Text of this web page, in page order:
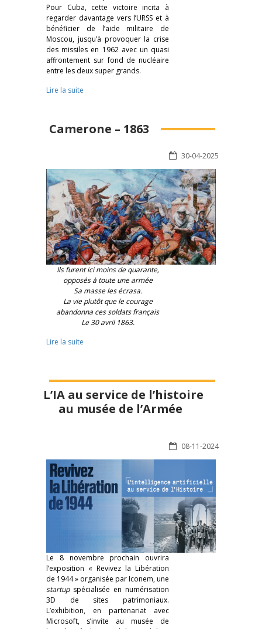
Pour Cuba, cette victoire incita à
regarder davantage vers l’URSS et à
bénéficier de l’aide militaire de
Moscou, jusqu’à provoquer la crise
des missiles en 1962 avec un quasi
affrontement sur fond de nucléaire
entre les deux super grands.
Lire la suite
Camerone – 1863
30-04-2025
Ils furent ici moins de quarante,
opposés à toute une armée
Sa masse les écrasa.
La vie plutôt que le courage
abandonna ces soldats français
Le 30 avril 1863.
Lire la suite
L’IA au service de l’histoire
au musée de l’Armée
08-11-2024
Le 8 novembre prochain ouvrira
l’exposition « Revivez la Libération
de 1944 » organisée par Iconem, une
startupspécialisée en numérisation
3D de sites patrimoniaux.
L’exhibition, en partenariat avec
Microsoft, s’invite au musée de